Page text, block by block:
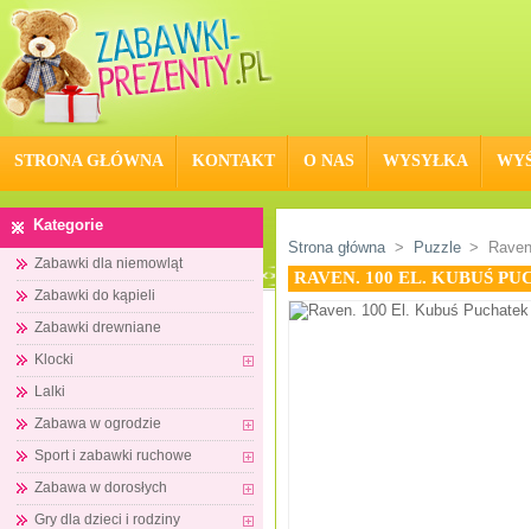
STRONA GŁÓWNA KONTAKT O NAS WYSYŁKA
Kategorie
Zabawki dla niemowląt
Zabawki do kąpieli
Zabawki drewniane
Klocki
Lalki
Zabawa w ogrodzie
Sport i zabawki ruchowe
Zabawa w dorosłych
Gry dla dzieci i rodziny
Strona główna > Puzzle >
RAVEN. 100 EL. KUBUŚ